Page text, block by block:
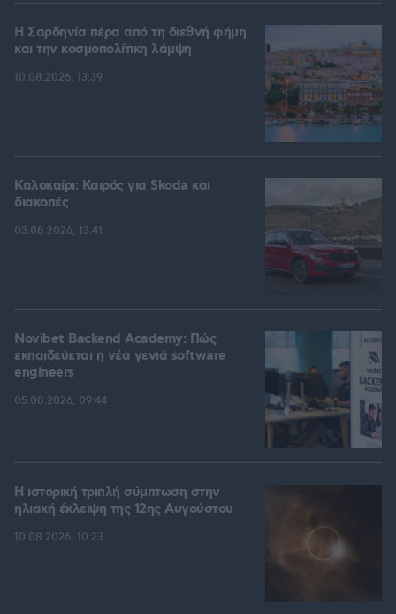
Η Σαρδηνία πέρα από τη διεθνή φήμη
και την κοσμοπολίτικη λάμψη
10.08.2026, 13:39
Καλοκαίρι: Καιρός για Skoda και
διακοπές
03.08.2026, 13:41
Novibet Backend Academy: Πώς
εκπαιδεύεται η νέα γενιά software
engineers
05.08.2026, 09:44
Η ιστορική τριπλή σύμπτωση στην
ηλιακή έκλειψη της 12ης Αυγούστου
10.08.2026, 10:23